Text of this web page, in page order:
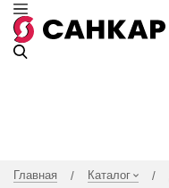
Главная / Каталог /